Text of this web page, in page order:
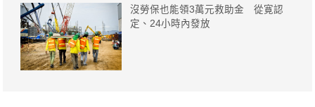
沒勞保也能領3萬元救助金 從寛認
定、24小時內發放